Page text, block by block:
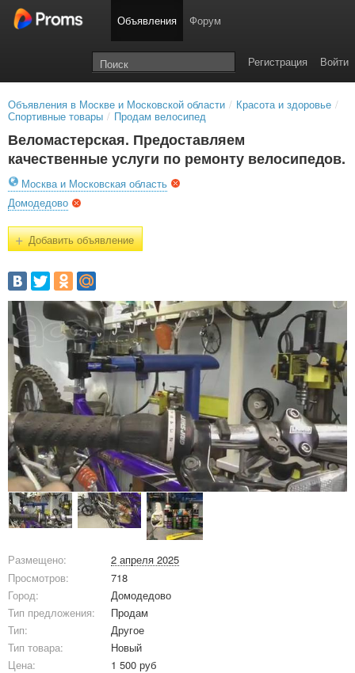
Объявления Форум
Войти
Регистрация
Объявления в Москве и Московской области / Красота и здоровье /
Спортивные товары / Продам велосипед
Веломастерская. Предоставляем
качественные услуги по ремонту велосипедов.
Москва и Московская область
Домодедово
+Добавить объявление
Размещено:
2 апреля 2025
Просмотров:
718
Город:
Домодедово
Тип предложения:
Продам
Тип:
Другое
Тип товара:
Новый
Цена:
1 500 руб